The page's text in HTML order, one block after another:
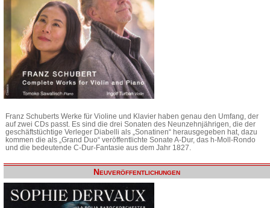
Franz Schuberts Werke für Violine und Klavier haben genau den Umfang, der
auf zwei CDs passt. Es sind die drei Sonaten des Neunzehnjährigen, die der
geschäftstüchtige Verleger Diabelli als „Sonatinen“ herausgegeben hat, dazu
kommen die als „Grand Duo“ veröffentlichte Sonate A-Dur, das h-Moll-Rondo
und die bedeutende C-Dur-Fantasie aus dem Jahr 1827.
Neuveröffentlichungen